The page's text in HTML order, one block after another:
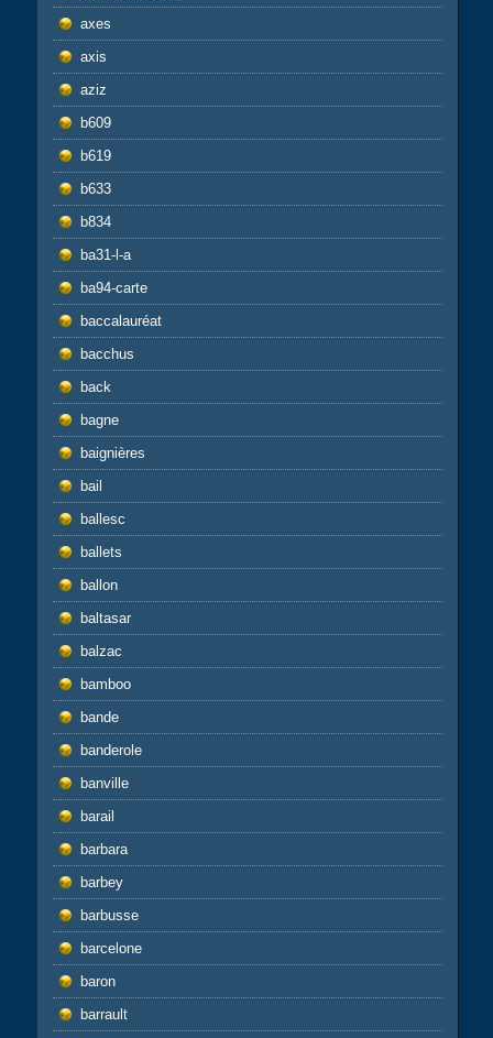
axes
axis
aziz
b609
b619
b633
b834
ba31-l-a
ba94-carte
baccalauréat
bacchus
back
bagne
baignières
bail
ballesc
ballets
ballon
baltasar
balzac
bamboo
bande
banderole
banville
barail
barbara
barbey
barbusse
barcelone
baron
barrault